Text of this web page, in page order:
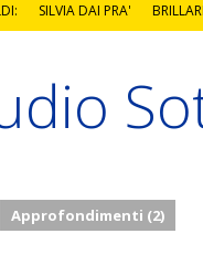
SILVIA DAI PRA'
Approfondimenti (2)